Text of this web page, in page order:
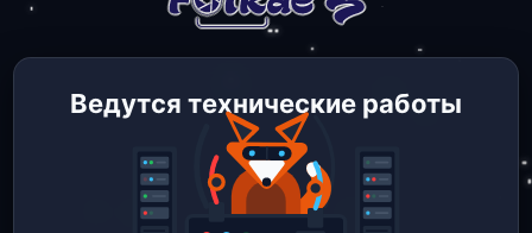
Ведутся технические работы